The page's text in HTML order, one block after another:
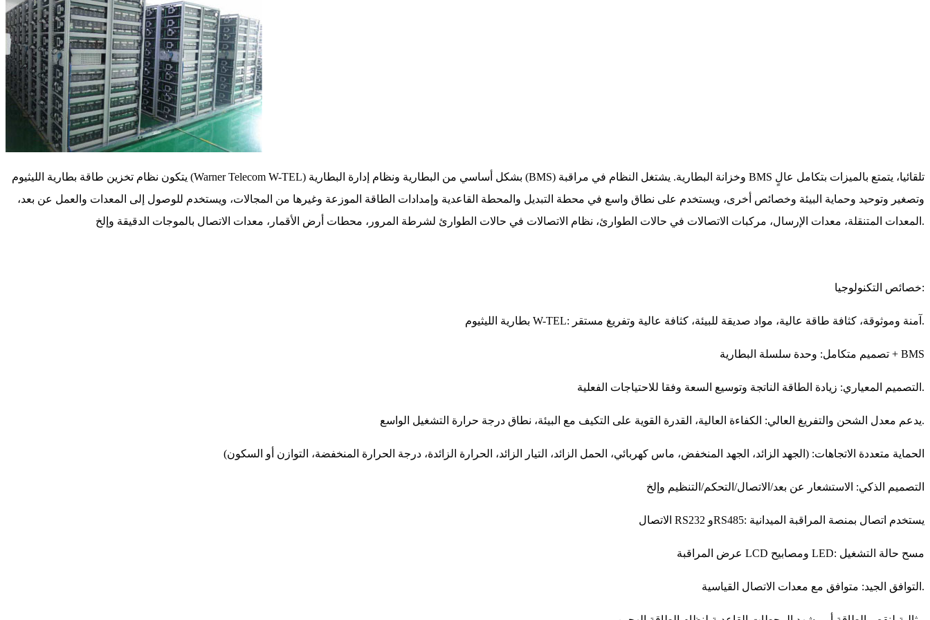
يتكون نظام تخزين طاقة بطارية الليثيوم (Warner Telecom W-TEL) بشكل أساسي من البطارية ونظام إدارة البطارية (BMS) وخزانة البطارية. يشتغل النظام في مراقبة BMS تلقائيا، يتمتع بالميزات بتكامل عالٍ
وتصغير وتوحيد وحماية البيئة وخصائص أخرى، ويستخدم على نطاق واسع في محطة التبديل والمحطة القاعدية وإمدادات الطاقة الموزعة وغيرها من المجالات، ويستخدم للوصول إلى المعدات والعمل عن بعد،
المعدات المتنقلة، معدات الإرسال، مركبات الاتصالات في حالات الطوارئ، نظام الاتصالات في حالات الطوارئ لشرطة المرور، محطات أرض الأقمار، معدات الاتصال بالموجات الدقيقة وإلخ.
خصائص التكنولوجيا:
بطارية الليثيوم W-TEL: آمنة وموثوقة، كثافة طاقة عالية، مواد صديقة للبيئة، كثافة عالية وتفريغ مستقر.
تصميم متكامل: وحدة سلسلة البطارية + BMS
التصميم المعياري: زيادة الطاقة الناتجة وتوسيع السعة وفقا للاحتياجات الفعلية.
يدعم معدل الشحن والتفريغ العالي: الكفاءة العالية، القدرة القوية على التكيف مع البيئة، نطاق درجة حرارة التشغيل الواسع.
الحماية متعددة الاتجاهات: (الجهد الزائد، الجهد المنخفض، ماس كهربائي، الحمل الزائد، التيار الزائد، الحرارة الزائدة، درجة الحرارة المنخفضة، التوازن أو السكون)
التصميم الذكي: الاستشعار عن بعد/الاتصال/التحكم/التنظيم وإلخ
الاتصال RS232 وRS485: يستخدم اتصال بمنصة المراقبة الميدانية
عرض المراقبة LCD ومصابيح LED: مسح حالة التشغيل
التوافق الجيد: متوافق مع معدات الاتصال القياسية.